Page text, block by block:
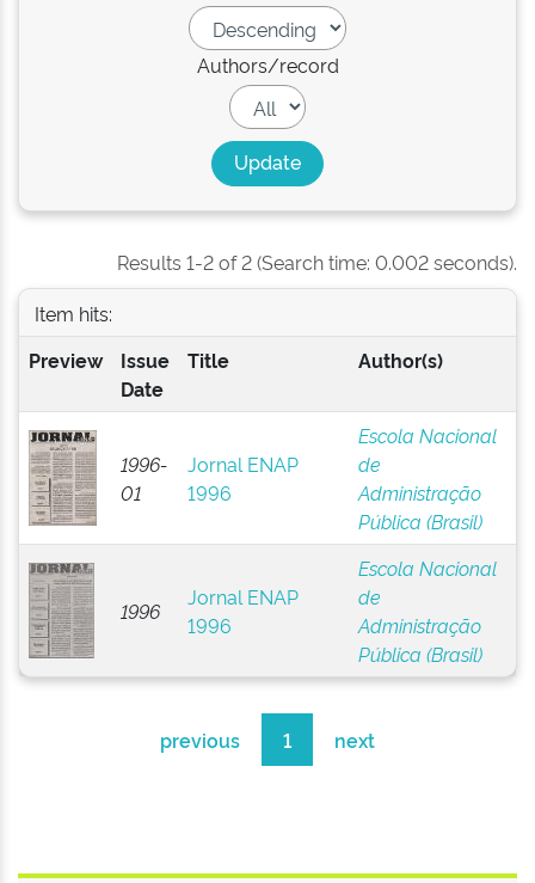
Authors/record
Results 1-2 of 2 (Search time: 0.002 seconds).
Item hits:
Preview
Issue
Date
Title Author(s)
1996-
01
Jornal ENAP
1996
Escola Nacional
de
Administração
Pública (Brasil)
1996
Jornal ENAP
1996
Escola Nacional
de
Administração
Pública (Brasil)
previous 1 next